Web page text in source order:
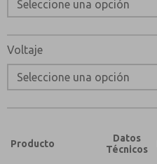
Voltaje
Producto
Datos
Técnicos